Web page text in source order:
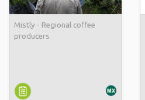
Mistly - Regional coffee
producers